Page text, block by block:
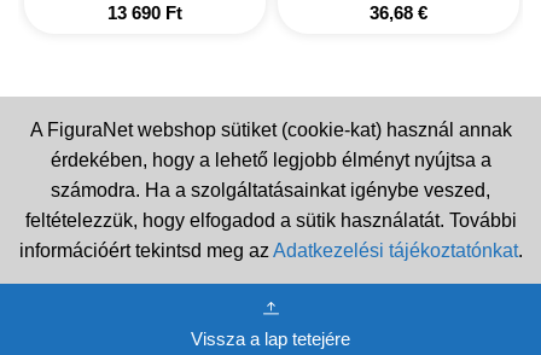
13 690 Ft 36,68 €
A FiguraNet webshop sütiket (cookie-kat) használ annak
érdekében, hogy a lehető legjobb élményt nyújtsa a
számodra. Ha a szolgáltatásainkat igénybe veszed,
feltételezzük, hogy elfogadod a sütik használatát. További
információért tekintsd meg az Adatkezelési tájékoztatónkat.
Vissza a lap tetejére